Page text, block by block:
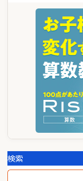
検索